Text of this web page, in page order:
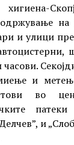
на
и улици
и
во
и